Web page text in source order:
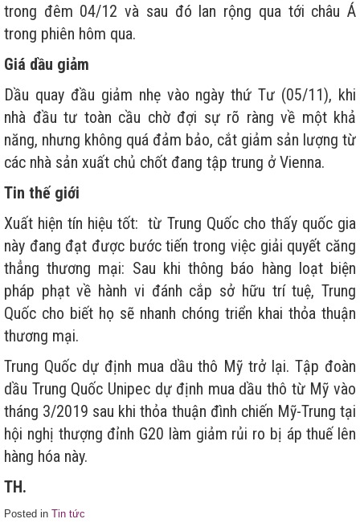
trong đêm 04/12 và sau đó lan rộng qua tới châu Á
trong phiên hôm qua.
Giá dầu giảm
Dầu quay đầu giảm nhẹ vào ngày thứ Tư (05/11), khi
nhà đầu tư toàn cầu chờ đợi sự rõ ràng về một khả
năng, nhưng không quá đảm bảo, cắt giảm sản lượng từ
các nhà sản xuất chủ chốt đang tập trung ở Vienna.
Tin thế giới
Xuất hiện tín hiệu tốt: từ Trung Quốc cho thấy quốc gia
này đang đạt được bước tiến trong việc giải quyết căng
thẳng thương mại: Sau khi thông báo hàng loạt biện
pháp phạt về hành vi đánh cắp sở hữu trí tuệ, Trung
Quốc cho biết họ sẽ nhanh chóng triển khai thỏa thuận
thương mại.
Trung Quốc dự định mua dầu thô Mỹ trở lại. Tập đoàn
dầu Trung Quốc Unipec dự định mua dầu thô từ Mỹ vào
tháng 3/2019 sau khi thỏa thuận đình chiến Mỹ-Trung tại
hội nghị thượng đỉnh G20 làm giảm rủi ro bị áp thuế lên
hàng hóa này.
TH.
Posted in Tin tức